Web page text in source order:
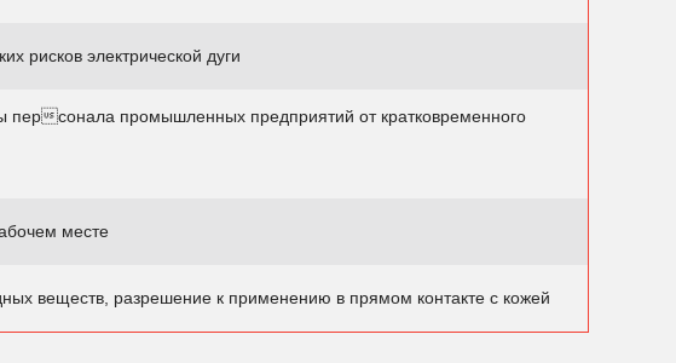
рисков электрической дуги
персонала промышленных предприятий от кратковременного
месте
веществ, разрешение к применению в прямом контакте с кожей